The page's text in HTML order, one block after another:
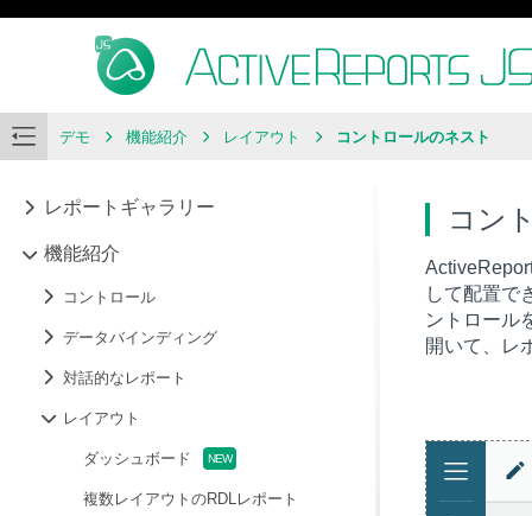
デモ 機能紹介 レイアウト コントロールのネスト
レポートギャラリー
機能紹介
コントロール
データバインディング
対話的なレポート
レイアウト
ダッシュボード
複数レイアウトのRDLレポート
コン
して配置で
ントロール
開いて、レ